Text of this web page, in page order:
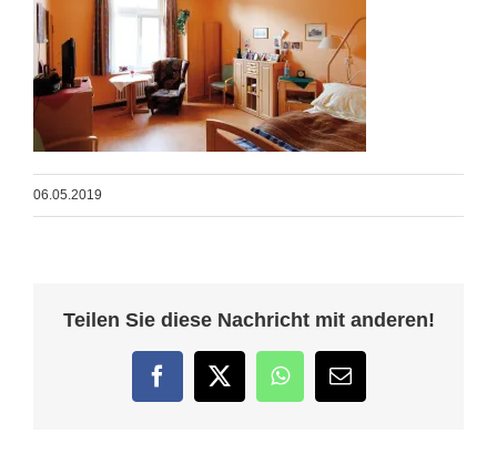
06.05.2019
Teilen Sie diese Nachricht mit anderen!
FacebookTwitterWhatsApp
E-
Mail